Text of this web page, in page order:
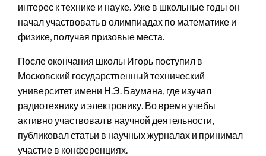
интерес к технике и науке. Уже в школьные годы он
начал участвовать в олимпиадах по математике и
физике, получая призовые места.
После окончания школы Игорь поступил в
Московский государственный технический
университет имени Н.Э. Баумана, где изучал
радиотехнику и электронику. Во время учебы
активно участвовал в научной деятельности,
публиковал статьи в научных журналах и принимал
участие в конференциях.